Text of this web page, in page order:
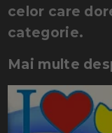
celor care
categorie.
Mai multe